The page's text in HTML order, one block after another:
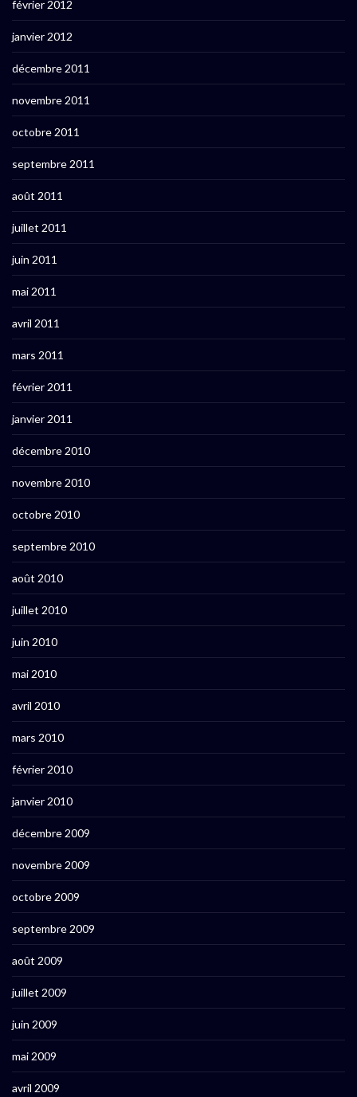
février 2012
janvier 2012
décembre 2011
novembre 2011
octobre 2011
septembre 2011
août 2011
juillet 2011
juin 2011
mai 2011
avril 2011
mars 2011
février 2011
janvier 2011
décembre 2010
novembre 2010
octobre 2010
septembre 2010
août 2010
juillet 2010
juin 2010
mai 2010
avril 2010
mars 2010
février 2010
janvier 2010
décembre 2009
novembre 2009
octobre 2009
septembre 2009
août 2009
juillet 2009
juin 2009
mai 2009
avril 2009